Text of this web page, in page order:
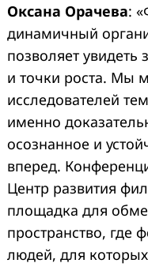
Оксана Орачева:
динамичный
позволяет увидеть
и точки роста. Мы
исследователей
именно
осознанное и
вперед.
Центр развития
площадка для
пространство, где
людей, для